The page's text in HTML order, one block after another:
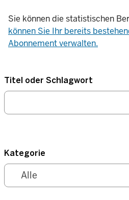
Sie können die statistischen
können Sie Ihr bereits
Abonnement verwalten.
Titel oder Schlagwort
Kategorie